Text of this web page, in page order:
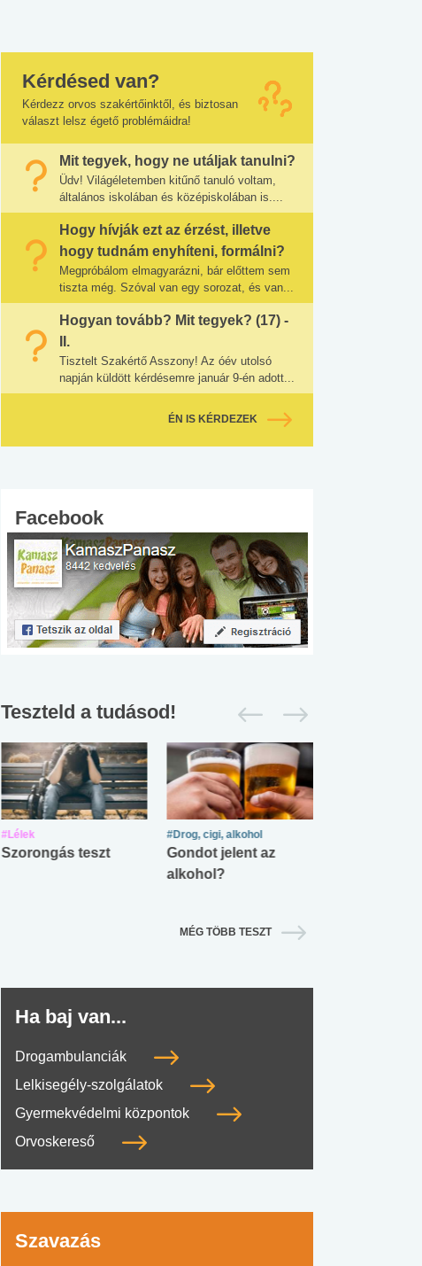
Kérdésed van?
Kérdezz orvos szakértőinktől, és biztosan
választ lelsz égető problémáidra!
Mit tegyek, hogy ne utáljak tanulni?
Üdv! Világéletemben kitűnő tanuló voltam,
általános iskolában és középiskolában is....
Hogy hívják ezt az érzést, illetve
hogy tudnám enyhíteni, formálni?
Megpróbálom elmagyarázni, bár előttem sem
tiszta még. Szóval van egy sorozat, és van...
Hogyan tovább? Mit tegyek? (17) -
II.
Tisztelt Szakértő Asszony! Az óév utolsó
napján küldött kérdésemre január 9-én adott...
ÉN IS KÉRDEZEK
Facebook
Teszteld a tudásod!
#Lélek
Szorongás teszt
#Drog, cigi, alkohol
Gondot jelent az
alkohol?
MÉG TÖBB TESZT
Ha baj van...
Drogambulanciák
Lelkisegély-szolgálatok
Gyermekvédelmi központok
Orvoskereső
Szavazás